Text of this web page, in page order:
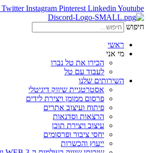
Twitter Instagram Pinterest Linkedin Youtube
חיפוש
ראשי
מי אני
הכירו את טל נברו
לעבוד עם טל
השירותים שלנו
אסטרטגיית שיווק דיגיטלי
פרסום ממומן ויצירת לידים
פיתוח ועיצוב אתרים
הרצאות וסדנאות
עיצוב ויצירת תוכן
יחסי ציבור ופרסומים
ייעוץ והכשרות